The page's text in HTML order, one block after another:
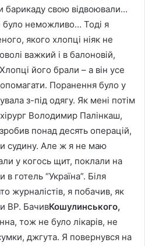
барикаду свою відвоювали…
неможливо… Тоді я
якого хлопці ніяк не
важкий і в балоновій,
його брали – а він усе
Поранення було у
з-під одягу. Як мені потім
Володимир Палінкаш,
понад десять операцій,
судину. Але ж я не маю
у когось щит, поклали на
в готель “Україна”. Біля
журналістів, я побачив, як
ВР. БачивКошулинського,
тож не було лікарів, не
джгута. Я повернувся на